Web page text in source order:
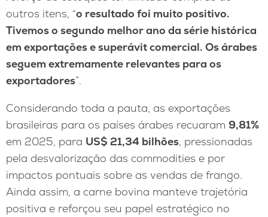
outros itens, “o resultado foi muito positivo.
Tivemos o segundo melhor ano da série histórica
em exportações e superávit comercial. Os árabes
seguem extremamente relevantes para os
exportadores”.
Considerando toda a pauta, as exportações
brasileiras para os países árabes recuaram 9,81%
em 2025, para US$ 21,34 bilhões, pressionadas
pela desvalorização das commodities e por
impactos pontuais sobre as vendas de frango.
Ainda assim, a carne bovina manteve trajetória
positiva e reforçou seu papel estratégico no